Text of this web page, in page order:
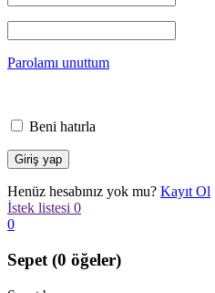
Parolamı unuttum
Beni hatırla
Henüz hesabınız yok mu? Kayıt Ol
İstek listesi 0
0
Sepet (0 öğeler)